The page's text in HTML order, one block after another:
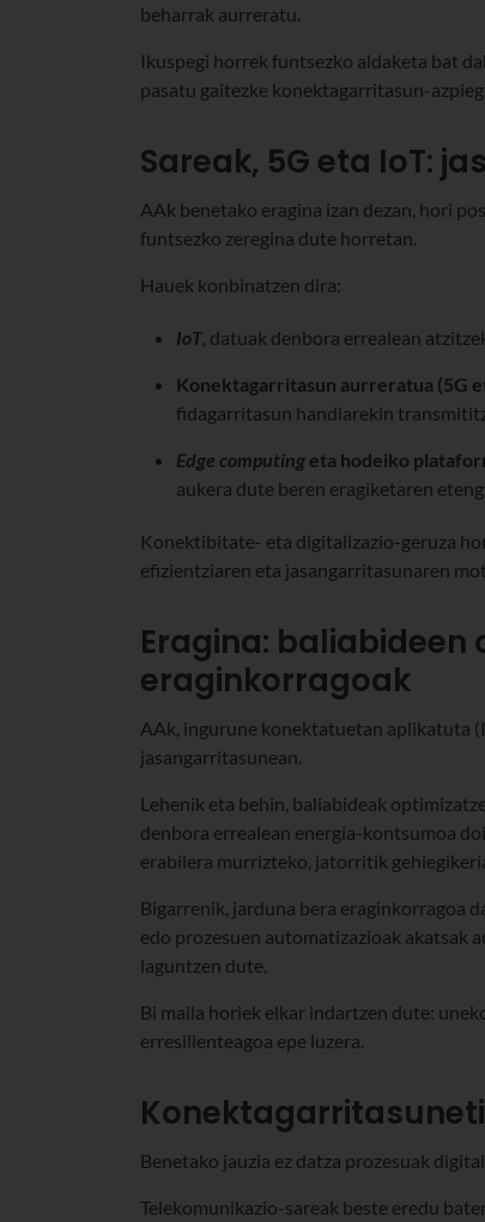
beharrak aurreratu.
Ikuspegi horrek funtsezko aldaketa bat
pasatu gaitezke konektagarritasun-
Sareak, 5G eta IoT:
AAk benetako eragina izan dezan, hori
funtsezko zeregina dute horretan.
Hauek konbinatzen dira:
IoT, datuak denbora errealean
Konektagarritasun aurreratua (5G
fidagarritasun handiarekin
Edge computing eta hodeiko
aukera dute beren eragiketaren
Konektibitate- eta digitalizazio-geruza
efizientziaren eta jasangarritasunaren
Eragina:
eraginkorragoak
AAk, ingurune konektatuetan aplikatuta
jasangarritasunean.
Lehenik eta behin, baliabideak
denbora errealean energia-kontsumoa
erabilera murrizteko, jatorritik
Bigarrenik, jarduna bera eraginkorragoa
edo prozesuen automatizazioak akatsak
laguntzen dute.
Bi maila horiek elkar indartzen dute:
erresilienteagoa epe luzera.
Benetako jauzia ez datza prozesuak
Telekomunikazio-sareak beste eredu